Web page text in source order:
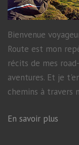
Bienvenue
Route est mon
récits de mes
aventures. Et je
chemins à travers
En savoir plus